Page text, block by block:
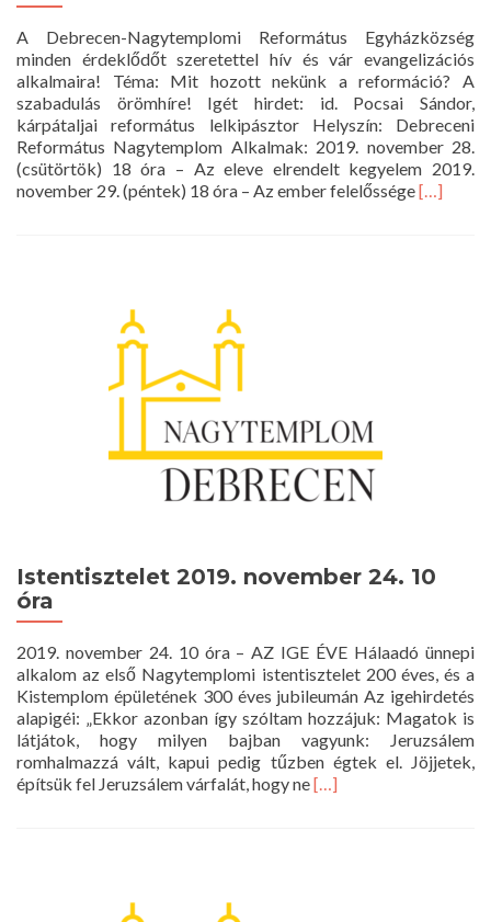
A Debrecen-Nagytemplomi Református Egyházközség
minden érdeklődőt szeretettel hív és vár evangelizációs
alkalmaira! Téma: Mit hozott nekünk a reformáció? A
szabadulás örömhíre! Igét hirdet: id. Pocsai Sándor,
kárpátaljai református lelkipásztor Helyszín: Debreceni
Református Nagytemplom Alkalmak: 2019. november 28.
(csütörtök) 18 óra – Az eleve elrendelt kegyelem 2019.
november 29. (péntek) 18 óra – Az ember felelősségeRead
[…]
Istentisztelet 2019. november 24. 10
óra
2019. november 24. 10 óra – AZ IGE ÉVE Hálaadó ünnepi
alkalom az első Nagytemplomi istentisztelet 200 éves, és a
Kistemplom épületének 300 éves jubileumán Az igehirdetés
alapigéi: „Ekkor azonban így szóltam hozzájuk: Magatok is
látjátok, hogy milyen bajban vagyunk: Jeruzsálem
romhalmazzá vált, kapui pedig tűzben égtek el. Jöjjetek,
építsük fel Jeruzsálem várfalát, hogy neRead
[…]